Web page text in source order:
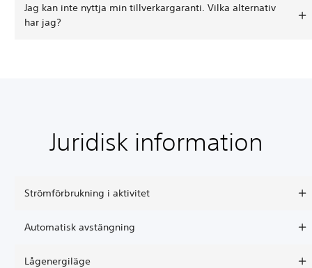
Jag kan inte nyttja min tillverkargaranti. Vilka alternativ
har jag?
Juridisk information
Strömförbrukning i aktivitet
Automatisk avstängning
Lågenergiläge